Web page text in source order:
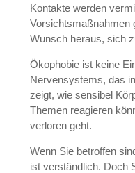
Kontakte werden
Vorsichtsmaßnahmen
Wunsch heraus, sich
Ökophobie ist keine
Nervensystems, das
zeigt, wie sensibel
Themen reagieren
verloren geht.
Wenn Sie betroffen
ist verständlich. Doch